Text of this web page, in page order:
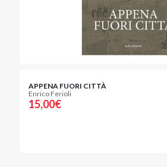
APPENA FUORI CITTÀ
Enrico Ferioli
15,00€